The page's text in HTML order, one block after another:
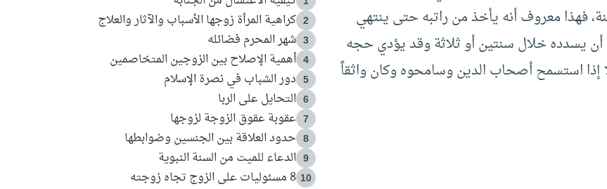
ويعطوا بيت أو أرض أو شيء من هذا على 30 سنة، فهذا معروف أنه يأخذ من راتبه حتى ينتهي
أن يسدده خلال سنتين أو ثلاثة وقد يؤدي حجه
إذا استسمح أصحاب الدين وسامحوه وكان واثقاً
2 كراهية المرأة زوجها الأسباب والآثار والعلاج
3 شهر المحرم فضائله
4 أهمية الإصلاح بين الزوجين المتخاصمين
5 دور الشباب في نصرة الإسلام
6 التحايل على الربا
7 عقوبة عقوق الزوجة لزوجها
8 حدود العلاقة بين الجنسين وضوابطها
9 الدعاء للميت من السنة النبوية
10 8 مسئوليات على الزوج تجاه زوجته